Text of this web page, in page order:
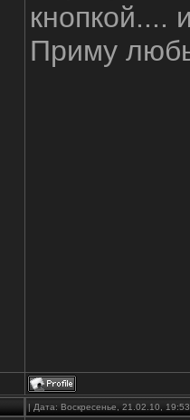
кнопкой....
Приму
| Дата: Воскресенье, 21.02.10,